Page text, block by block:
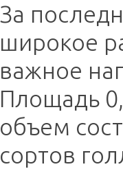
За
широкое
важное
Площадь
объем
сортов